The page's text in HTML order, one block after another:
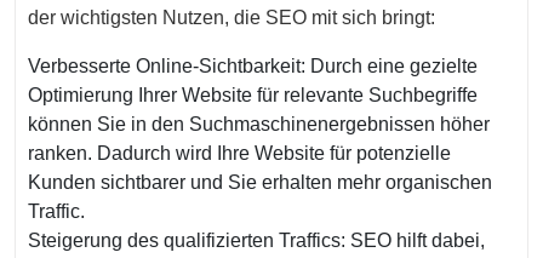
der wichtigsten Nutzen, die SEO mit sich bringt:
Verbesserte Online-Sichtbarkeit: Durch eine gezielte
Optimierung Ihrer Website für relevante Suchbegriffe
können Sie in den Suchmaschinenergebnissen höher
ranken. Dadurch wird Ihre Website für potenzielle
Kunden sichtbarer und Sie erhalten mehr organischen
Traffic.
Steigerung des qualifizierten Traffics: SEO hilft dabei,